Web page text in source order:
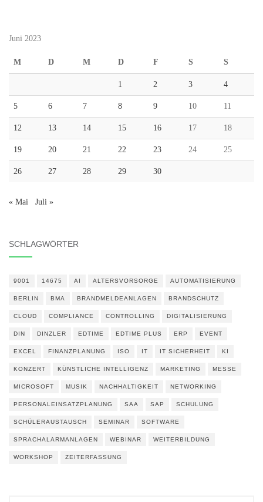
Juni 2023
M D M D F S S
1 2 3 4
5 6 7 8 9 10 11
12 13 14 15 16 17 18
19 20 21 22 23 24 25
26 27 28 29 30
« Mai Juli »
SCHLAGWÖRTER
9001 14675 AI ALTERSVORSORGE AUTOMATISIERUNG
BERLIN BMA BRANDMELDEANLAGEN BRANDSCHUTZ
CLOUD COMPLIANCE CONTROLLING DIGITALISIERUNG
DIN DINZLER EDTIME EDTIME PLUS ERP EVENT
EXCEL FINANZPLANUNG ISO IT IT SICHERHEIT KI
KONZERT KÜNSTLICHE INTELLIGENZ MARKETING MESSE
MICROSOFT MUSIK NACHHALTIGKEIT NETWORKING
PERSONALEINSATZPLANUNG SAA SAP SCHULUNG
SCHÜLERAUSTAUSCH SEMINAR SOFTWARE
SPRACHALARMANLAGEN WEBINAR WEITERBILDUNG
WORKSHOP ZEITERFASSUNG